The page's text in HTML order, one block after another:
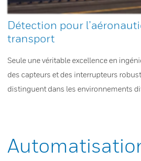
Détection pour
transport
Seule une véritable excellence en
des capteurs et des interrupteurs
distinguent dans les environnements